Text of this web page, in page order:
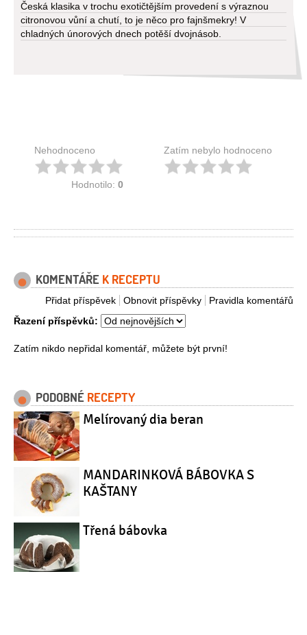
Česká klasika v trochu exotičtějším provedení s výraznou
citronovou vůní a chutí, to je něco pro fajnšmekry! V
chladných únorových dnech potěší dvojnásob.
Nehodnoceno
Hodnotilo: 0
Zatím nebylo hodnoceno
KOMENTÁŘE K RECEPTU
Pravidla komentářů
Obnovit příspěvky
Přidat příspěvek
Řazení příspěvků:
Zatím nikdo nepřidal komentář, můžete být první!
PODOBNÉ RECEPTY
Melírovaný dia beran
MANDARINKOVÁ BÁBOVKA S
KAŠTANY
Třená bábovka